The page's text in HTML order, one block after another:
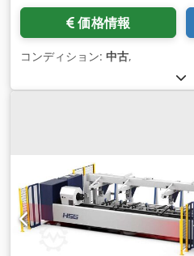
価格情報
コンディション: 中古,